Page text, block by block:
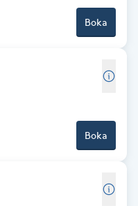
Boka
Boka